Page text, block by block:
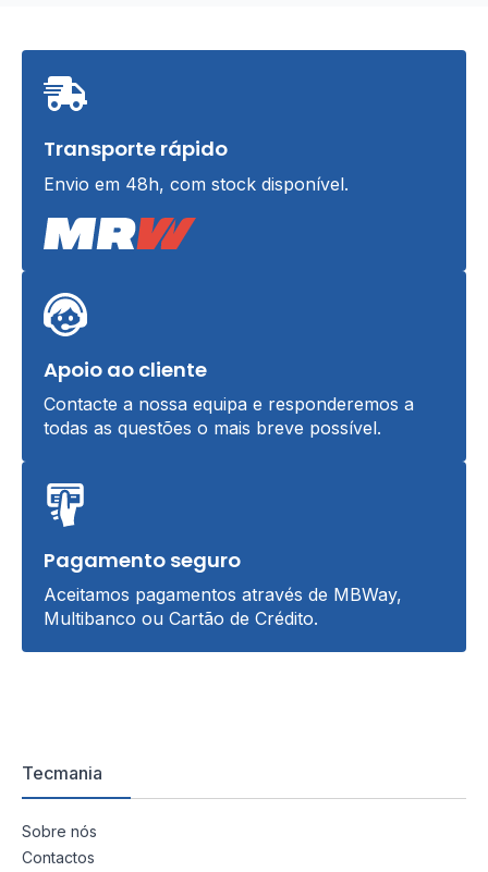
Transporte rápido
Envio em 48h, com stock disponível.
Apoio ao cliente
Contacte a nossa equipa e responderemos a
todas as questões o mais breve possível.
Pagamento seguro
Aceitamos pagamentos através de MBWay,
Multibanco ou Cartão de Crédito.
Tecmania
Sobre nós
Contactos